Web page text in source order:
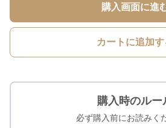
購入画面に進
カートに追加す
購入時のルー
必ず購入前にお読みく